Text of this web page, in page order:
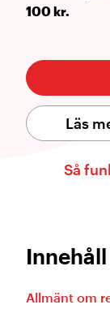
100 kr.
Läs
Så
Innehåll
Allmänt om